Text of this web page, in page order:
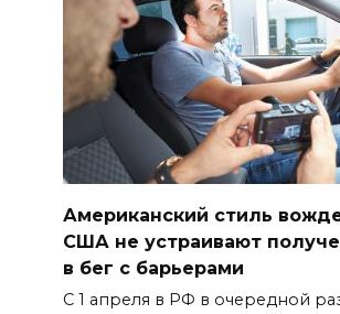
Американский стиль
США не устраивают
в бег с барьерами
С 1 апреля в РФ в очередной